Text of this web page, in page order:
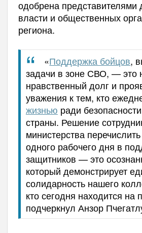
одобрена представителями
власти и общественных
региона.
«Поддержка бойцов,
задачи в зоне СВО, — это
нравственный долг и
уважения к тем, кто
жизнью ради
страны. Решение
министерства
одного рабочего дня в
защитников — это
который демонстрирует
солидарность нашего
кто сегодня находится
подчеркнул Анзор